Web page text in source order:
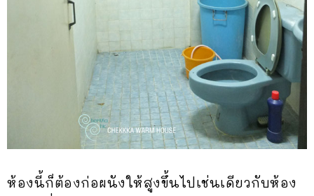
ห้องนี้ก็ต้องก่อผนังให้สูงขึ้นไปเช่นเดียวกับห้อง